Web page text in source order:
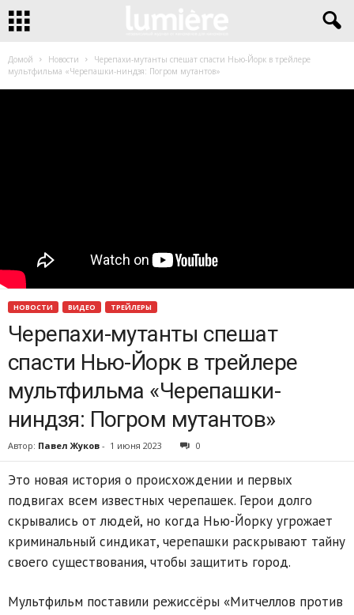
Домой Новости
Черепахи-мутанты спешат спасти Нью-Йорк в трейлере
мультфильма «Черепашки-ниндзя: Погром мутантов»
НОВОСТИ ВИДЕО ТРЕЙЛЕРЫ
Черепахи-мутанты спешат
спасти Нью-Йорк в трейлере
мультфильма «Черепашки-
ниндзя: Погром мутантов»
Автор: Павел Жуков - 1 июня 2023 0
Это новая история о происхождении и первых
подвигах всем известных черепашек. Герои долго
скрывались от людей, но когда Нью-Йорку угрожает
криминальный синдикат, черепашки раскрывают тайну
своего существования, чтобы защитить город.
Мультфильм поставили режиссёры «Митчеллов против